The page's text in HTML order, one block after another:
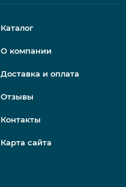
Каталог
О компании
Доставка и оплата
Отзывы
Контакты
Карта сайта